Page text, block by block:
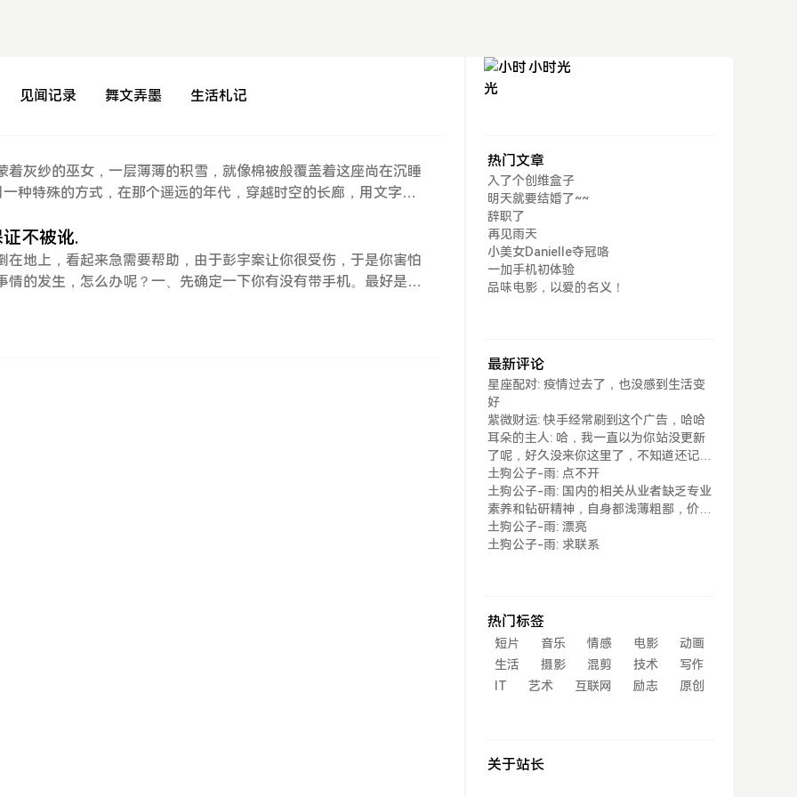
见闻记录 舞文弄墨 生活札记
着灰纱的巫女，一层薄薄的积雪，就像棉被般覆盖着这座尚在沉睡
种特殊的方式，在那个遥远的年代，穿越时空的长廊，用文字和
的人都过了这么一个特殊的愚人节，不过还真有那么一小撮人，
得的蠢事。其中就有一位阿姨，还真就信了这荒唐事，她事先没
着房产证到中介抵押了一百多万元，然后还向朋友借了不少钱，而
外之物，事后被她老公知道了，她老公快气疯了，质问她这些钱
”即将来临，自己想做些有意义的事，将所有的钱都捐给失学儿
不被讹.
在地上，看起来急需要帮助，由于彭宇案让你很受伤，于是你害怕
情的发生，怎么办呢？一、先确定一下你有没有带手机。最好是
，当然耐不耐摔和你接下来救人是完全没有关系的。该手机要有
小时光
热门文章
入了个创维盒子
明天就要结婚了~~
辞职了
再见雨天
小美女Danielle夺冠咯
一加手机初体验
品味电影，以爱的名义！
最新评论
星座配对: 疫情过去了，也没感到生活变
好
紫微财运: 快手经常刷到这个广告，哈哈
耳朵的主人: 哈，我一直以为你站没更新
了呢，好久没来你这里了，不知道还记得
我不...
土狗公子-雨: 点不开
土狗公子-雨: 国内的相关从业者缺乏专业
素养和钻研精神，自身都浅薄粗鄙，价值
观取...
土狗公子-雨: 漂亮
土狗公子-雨: 求联系
热门标签
短片 音乐 情感 电影
动画
生活
摄影 混剪 技术
写作
IT
艺术 互联网 励志 原创
关于站长